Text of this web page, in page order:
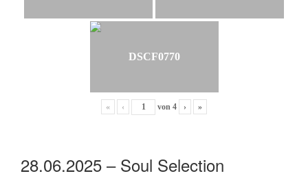
DSCF0770
« ‹ von 4 › »
28.06.2025 – Soul Selection